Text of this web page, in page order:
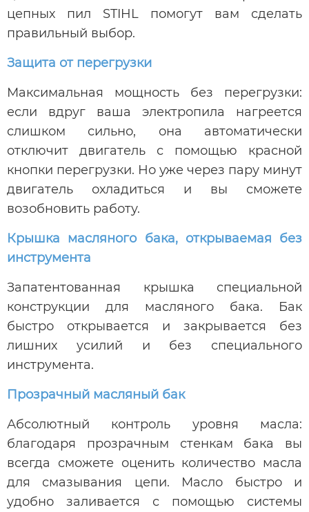
цепных пил STIHL помогут вам сделать
правильный выбор.
Защита от перегрузки
Максимальная мощность без перегрузки:
если вдруг ваша электропила нагреется
слишком сильно, она автоматически
отключит двигатель с помощью красной
кнопки перегрузки. Но уже через пару минут
двигатель охладиться и вы сможете
возобновить работу.
Крышка масляного бака, открываемая без
инструмента
Запатентованная крышка специальной
конструкции для масляного бака. Бак
быстро открывается и закрывается без
лишних усилий и без специального
инструмента.
Прозрачный масляный бак
Абсолютный контроль уровня масла:
благодаря прозрачным стенкам бака вы
всегда сможете оценить количество масла
для смазывания цепи. Масло быстро и
удобно заливается с помощью системы